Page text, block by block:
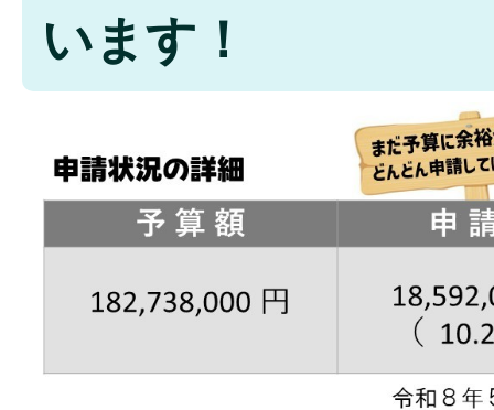
います！